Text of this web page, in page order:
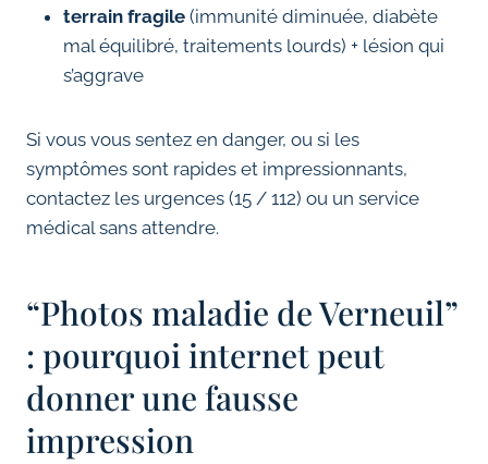
terrain fragile (immunité diminuée, diabète
mal équilibré, traitements lourds) + lésion qui
s’aggrave
Si vous vous sentez en danger, ou si les
symptômes sont rapides et impressionnants,
contactez les urgences (15 / 112) ou un service
médical sans attendre.
“Photos maladie de Verneuil”
: pourquoi internet peut
donner une fausse
impression